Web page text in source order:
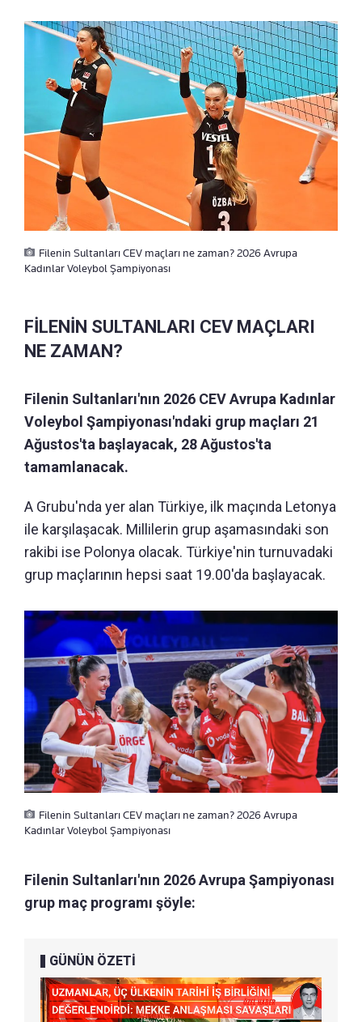
Filenin Sultanları CEV maçları ne zaman? 2026 Avrupa
Kadınlar Voleybol Şampiyonası
FİLENİN SULTANLARI CEV MAÇLARI
NE ZAMAN?
Filenin Sultanları'nın 2026 CEV Avrupa Kadınlar
Voleybol Şampiyonası'ndaki grup maçları 21
Ağustos'ta başlayacak, 28 Ağustos'ta
tamamlanacak.
A Grubu'nda yer alan Türkiye, ilk maçında Letonya
ile karşılaşacak. Millilerin grup aşamasındaki son
rakibi ise Polonya olacak. Türkiye'nin turnuvadaki
grup maçlarının hepsi saat 19.00'da başlayacak.
Filenin Sultanları CEV maçları ne zaman? 2026 Avrupa
Kadınlar Voleybol Şampiyonası
Filenin Sultanları'nın 2026 Avrupa Şampiyonası
grup maç programı şöyle:
GÜNÜN ÖZETİ